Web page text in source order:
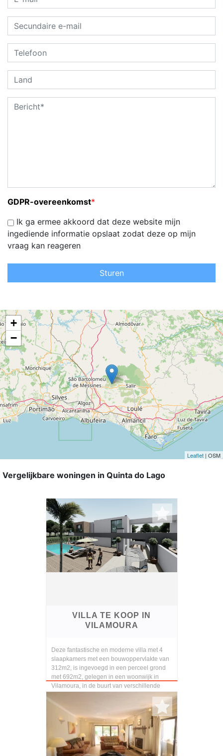
GDPR-overeenkomst*
Ik ga ermee akkoord dat deze website mijn
ingediende informatie opslaat zodat deze op mijn
vraag kan reageren
Sturen
+
−
Leaflet | OSM
Vergelijkbare woningen in Quinta do Lago
VILLA TE KOOP IN
VILAMOURA
Deze fantastische en moderne villa met 4
slaapkamers met een bouwoppervlakte van
312m2, is ingevoegd in een perceel grond
met 692m2, gelegen in een woonwijk in
Vilamoura, in de buurt van verschillende